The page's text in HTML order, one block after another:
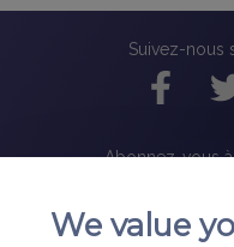
Suivez-nous
Abonnez-vous
We value